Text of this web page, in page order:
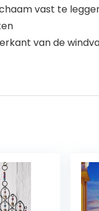
vast te
van de